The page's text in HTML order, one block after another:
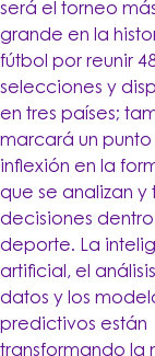
será el torneo
grande en la
fútbol por reunir
selecciones y
en tres países;
marcará un
inflexión en la
que se analizan y
decisiones dentro
deporte. La
artificial, el
datos y los
predictivos están
transformando la